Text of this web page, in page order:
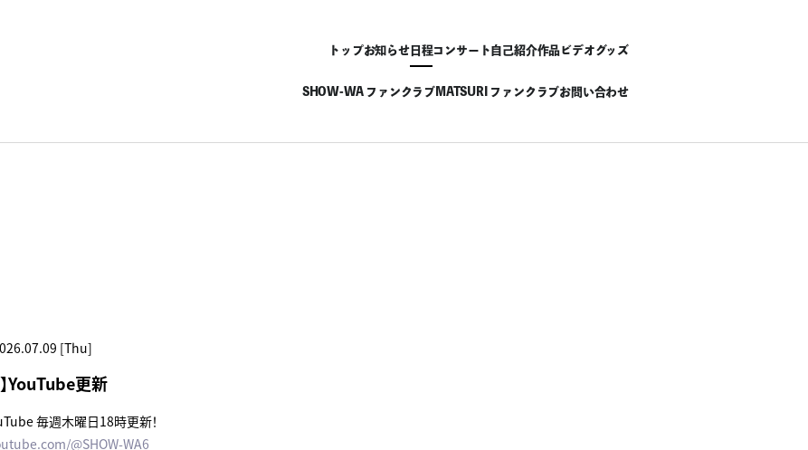
トップお知らせ日程コンサート自己紹介作品ビデオグッズ
SHOW-WA ファンクラブMATSURI ファンクラブお問い合わせ
[Thu]
YouTube更新
毎週木曜日18時更新！
@SHOW-WA6